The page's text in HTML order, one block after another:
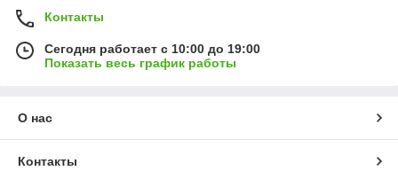
Контакты
Сегодня работает с 10:00 до 19:00
Показать весь график работы
О нас
Контакты